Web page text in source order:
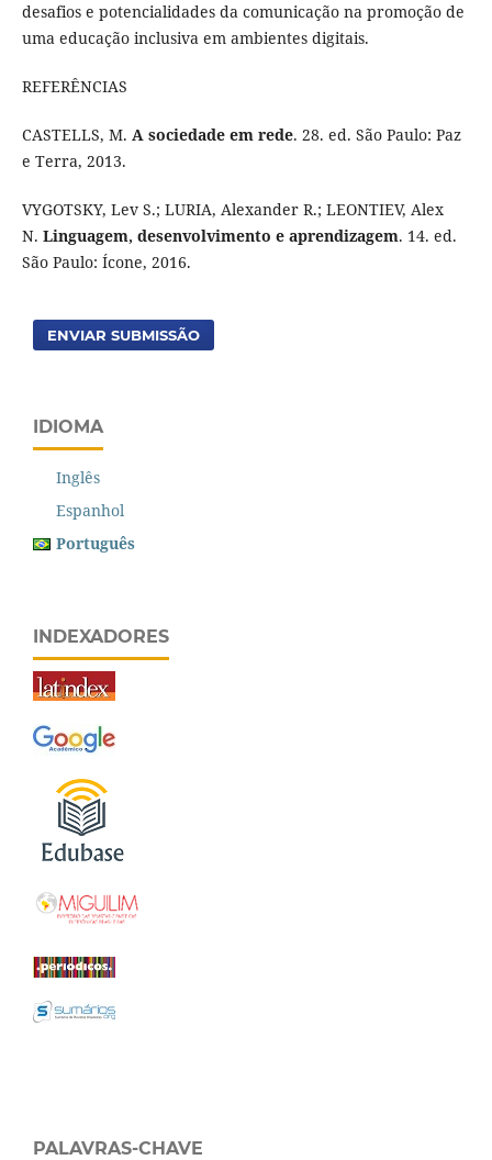
desafios e potencialidades da comunicação na promoção de
uma educação inclusiva em ambientes digitais.
REFERÊNCIAS
CASTELLS, M. A sociedade em rede. 28. ed. São Paulo: Paz
e Terra, 2013.
VYGOTSKY, Lev S.; LURIA, Alexander R.; LEONTIEV, Alex
N. Linguagem, desenvolvimento e aprendizagem. 14. ed.
São Paulo: Ícone, 2016.
ENVIAR SUBMISSÃO
IDIOMA
Inglês
Espanhol
Português
INDEXADORES
PALAVRAS-CHAVE